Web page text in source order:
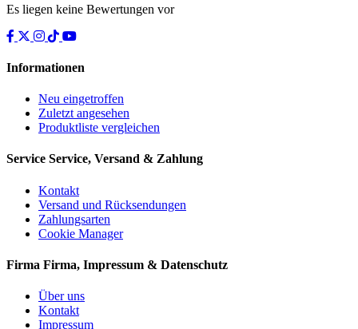
Es liegen keine Bewertungen vor
Informationen
Neu eingetroffen
Zuletzt angesehen
Produktliste vergleichen
Service Service, Versand & Zahlung
Kontakt
Versand und Rücksendungen
Zahlungsarten
Cookie Manager
Firma Firma, Impressum & Datenschutz
Über uns
Kontakt
Impressum